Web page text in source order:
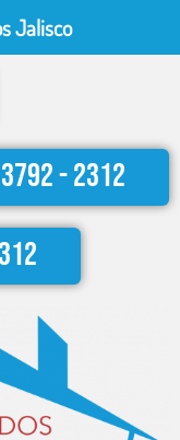
- 2312
Jalisco